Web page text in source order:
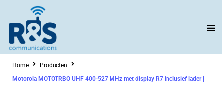
inhoud
Home
Producten
Motorola MOTOTRBO UHF 400-527 MHz met display R7 inclusief lader |